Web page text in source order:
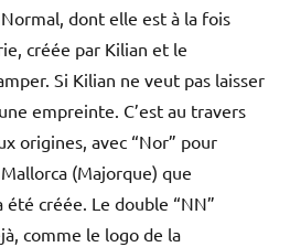
dont elle est à la fois
créée par Kilian et le
Si Kilian ne veut pas laisser
empreinte. C’est au travers
origines, avec “Nor” pour
(Majorque) que
créée. Le double “NN”
comme le logo de la